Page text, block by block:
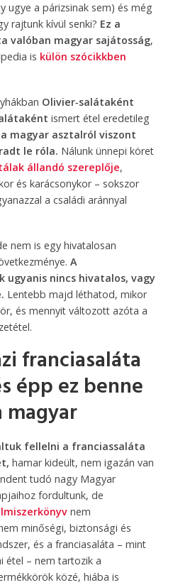
ugye a párizsinak sem) és még
rajtunk kívül senki? Ez a
valóban magyar sajátosság,
is külön szócikkben
Olivier‑salátaként
ismert étel eredetileg
a magyar asztalról viszont
le róla. Nálunk ünnepi köret
állandó szereplője,
és karácsonykor – sokszor
a családi aránnyal
nem is egy hivatalosan
A
ugyanis nincs hivatalos, vagy
Lentebb majd léthatod, mikor
és mennyit változott azóta a
franciasaláta
épp ez benne
magyar
fellelni a franciassaláta
hamar kideült, nem igazán van
tudó nagy Magyar
fordultunk, de
nem
minőségi, biztonsági és
és a franciasaláta – mint
étel – nem tartozik a
közé, hiába is